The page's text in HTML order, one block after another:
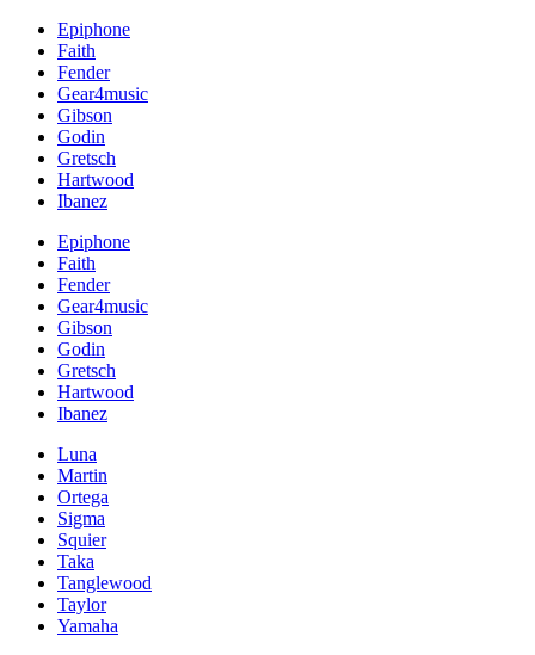
Epiphone
Faith
Fender
Gear4music
Gibson
Godin
Gretsch
Hartwood
Ibanez
Epiphone
Faith
Fender
Gear4music
Gibson
Godin
Gretsch
Hartwood
Ibanez
Luna
Martin
Ortega
Sigma
Squier
Taka
Tanglewood
Taylor
Yamaha